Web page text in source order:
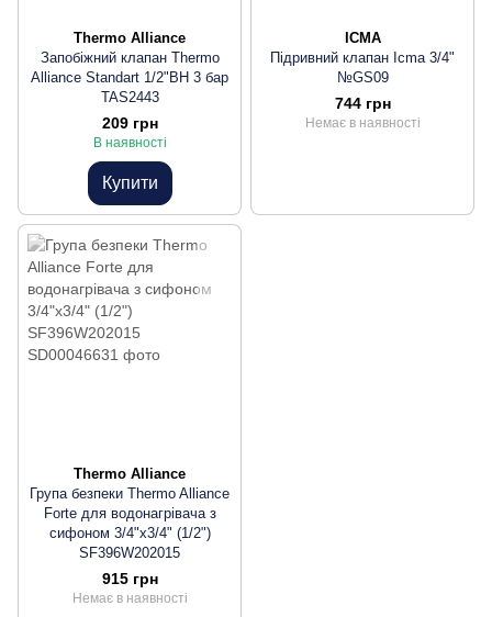
Thermo Alliance
Запобіжний клапан Thermo
Alliance Standart 1/2"ВН 3 бар
TAS2443
209 грн
В наявності
Купити
ICMA
Підривний клапан Icma 3/4"
№GS09
744 грн
Немає в наявності
Thermo Alliance
Група безпеки Thermo Alliance
Forte для водонагрівача з
сифоном 3/4"х3/4" (1/2")
SF396W202015
915 грн
Немає в наявності